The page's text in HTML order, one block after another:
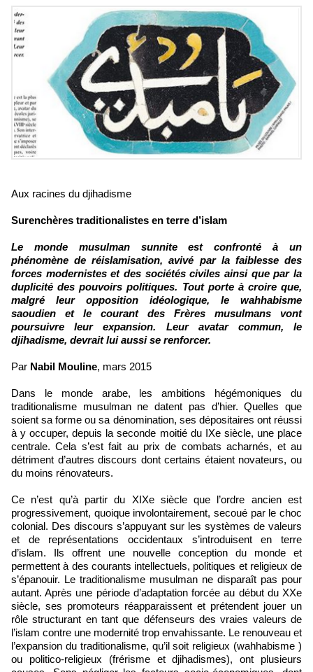
Aux racines du djihadisme
Surenchères traditionalistes en terre d’islam
Le monde musulman sunnite est confronté à un
phénomène de réislamisation, avivé par la faiblesse des
forces modernistes et des sociétés civiles ainsi que par la
duplicité des pouvoirs politiques. Tout porte à croire que,
malgré leur opposition idéologique, le wahhabisme
saoudien et le courant des Frères musulmans vont
poursuivre leur expansion. Leur avatar commun, le
djihadisme, devrait lui aussi se renforcer.
Par Nabil Mouline, mars 2015
Dans le monde arabe, les ambitions hégémoniques du
traditionalisme musulman ne datent pas d’hier. Quelles que
soient sa forme ou sa dénomination, ses dépositaires ont réussi
à y occuper, depuis la seconde moitié du IXe siècle, une place
centrale. Cela s’est fait au prix de combats acharnés, et au
détriment d’autres discours dont certains étaient novateurs, ou
du moins rénovateurs.
Ce n’est qu’à partir du XIXe siècle que l’ordre ancien est
progressivement, quoique involontairement, secoué par le choc
colonial. Des discours s’appuyant sur les systèmes de valeurs
et de représentations occidentaux s’introduisent en terre
d’islam. Ils offrent une nouvelle conception du monde et
permettent à des courants intellectuels, politiques et religieux de
s’épanouir. Le traditionalisme musulman ne disparaît pas pour
autant. Après une période d’adaptation forcée au début du XXe
siècle, ses promoteurs réapparaissent et prétendent jouer un
rôle structurant en tant que défenseurs des vraies valeurs de
l’islam contre une modernité trop envahissante. Le renouveau et
l’expansion du traditionalisme, qu’il soit religieux (wahhabisme )
ou politico-religieux (frérisme et djihadismes), ont plusieurs